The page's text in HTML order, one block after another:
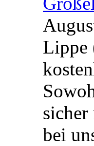
Lippe
bei